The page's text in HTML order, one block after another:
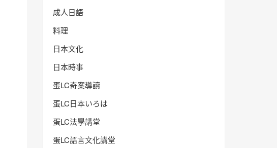
成人日語
料理
日本文化
日本時事
蛋LC奇案導讀
蛋LC日本いろは
蛋LC法學講堂
蛋LC語言文化講堂